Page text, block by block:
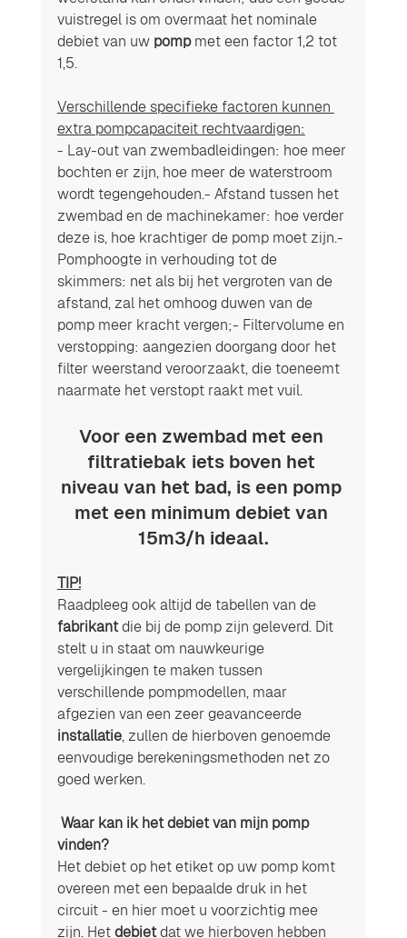
vuistregel is om overmaat het nominale
debiet van uw pomp met een factor 1,2 tot
1,5.
Verschillende specifieke factoren kunnen
extra pompcapaciteit rechtvaardigen:
- Lay-out van zwembadleidingen: hoe meer
bochten er zijn, hoe meer de waterstroom
wordt tegengehouden.- Afstand tussen het
zwembad en de machinekamer: hoe verder
deze is, hoe krachtiger de pomp moet zijn.-
Pomphoogte in verhouding tot de
skimmers: net als bij het vergroten van de
afstand, zal het omhoog duwen van de
pomp meer kracht vergen;- Filtervolume en
verstopping: aangezien doorgang door het
filter weerstand veroorzaakt, die toeneemt
naarmate het verstopt raakt met vuil.
Voor een zwembad met een
filtratiebak iets boven het
niveau van het bad, is een pomp
met een minimum debiet van
15m3/h ideaal.
TIP!
Raadpleeg ook altijd de tabellen van de
fabrikant die bij de pomp zijn geleverd. Dit
stelt u in staat om nauwkeurige
vergelijkingen te maken tussen
verschillende pompmodellen, maar
afgezien van een zeer geavanceerde
installatie, zullen de hierboven genoemde
eenvoudige berekeningsmethoden net zo
goed werken.
Waar kan ik het debiet van mijn pomp
vinden?
Het debiet op het etiket op uw pomp komt
overeen met een bepaalde druk in het
circuit - en hier moet u voorzichtig mee
zijn. Het debiet dat we hierboven hebben